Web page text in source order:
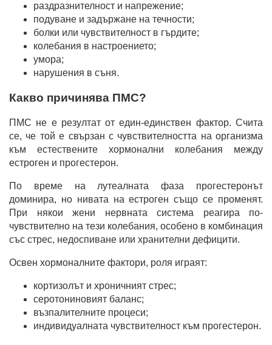
раздразнителност и напрежение;
подуване и задържане на течности;
болки или чувствителност в гърдите;
колебания в настроението;
умора;
нарушения в съня.
Какво причинява ПМС?
ПМС не е резултат от един-единствен фактор. Счита
се, че той е свързан с чувствителността на организма
към естествените хормонални колебания между
естроген и прогестерон.
По време на лутеалната фаза прогестеронът
доминира, но нивата на естроген също се променят.
При някои жени нервната система реагира по-
чувствително на тези колебания, особено в комбинация
със стрес, недоспиване или хранителни дефицити.
Освен хормоналните фактори, роля играят:
кортизолът и хроничният стрес;
серотониновият баланс;
възпалителните процеси;
индивидуалната чувствителност към прогестерон.